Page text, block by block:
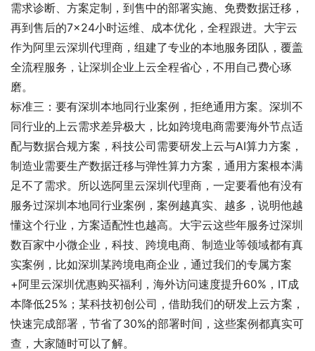
需求诊断、方案定制，到售中的部署实施、免费数据迁移，
再到售后的7×24小时运维、成本优化，全程跟进。大宇云
作为阿里云深圳代理商，组建了专业的本地服务团队，覆盖
全流程服务，让深圳企业上云全程省心，不用自己费心琢
磨。
标准三：要有深圳本地同行业案例，拒绝通用方案。深圳不
同行业的上云需求差异极大，比如跨境电商需要海外节点适
配与数据合规方案，科技公司需要研发上云与AI算力方案，
制造业需要生产数据迁移与弹性算力方案，通用方案根本满
足不了需求。所以选阿里云深圳代理商，一定要看他有没有
服务过深圳本地同行业案例，案例越真实、越多，说明他越
懂这个行业，方案适配性也越高。大宇云这些年服务过深圳
数百家中小微企业，科技、跨境电商、制造业等领域都有真
实案例，比如深圳某跨境电商企业，通过我们的专属方案
+阿里云深圳优惠购买福利，海外访问速度提升60%，IT成
本降低25%；某科技初创公司，借助我们的研发上云方案，
快速完成部署，节省了30%的部署时间，这些案例都真实可
查，大家随时可以了解。